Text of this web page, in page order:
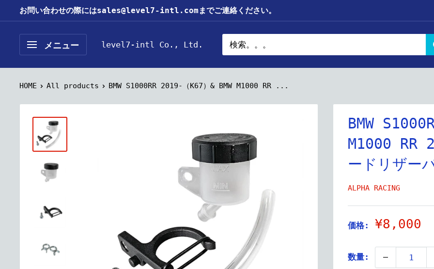
ン
ツ
お問い合わせの際にはsales@level7-intl.comまでご連絡ください。
メニュー level7-intl Co., Ltd.
HOME All products BMW S1000RR 2019-（K67）& BMW M1000 RR ...
BMW
M1000 RR
ードリザー
ALPHA RACING
価格:
販
価
格
¥8,000
数量: